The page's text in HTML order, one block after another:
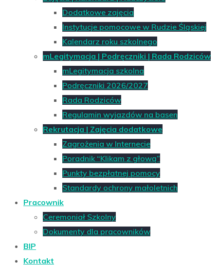
Dodatkowe zajęcia
Instytucje pomocowe w Rudzie Śląskiej
Kalendarz roku szkolnego
mLegitymacja | Podręczniki | Rada Rodziców
mLegitymacja szkolna
Podręczniki 2026/2027
Rada Rodziców
Regulamin wyjazdów na basen
Rekrutacja | Zajęcia dodatkowe
Zagrożenia w Internecie
Poradnik “Klikam z głową”
Punkty bezpłatnej pomocy
Standardy ochrony małoletnich
Pracownik
Ceremoniał Szkolny
Dokumenty dla pracowników
BIP
Kontakt